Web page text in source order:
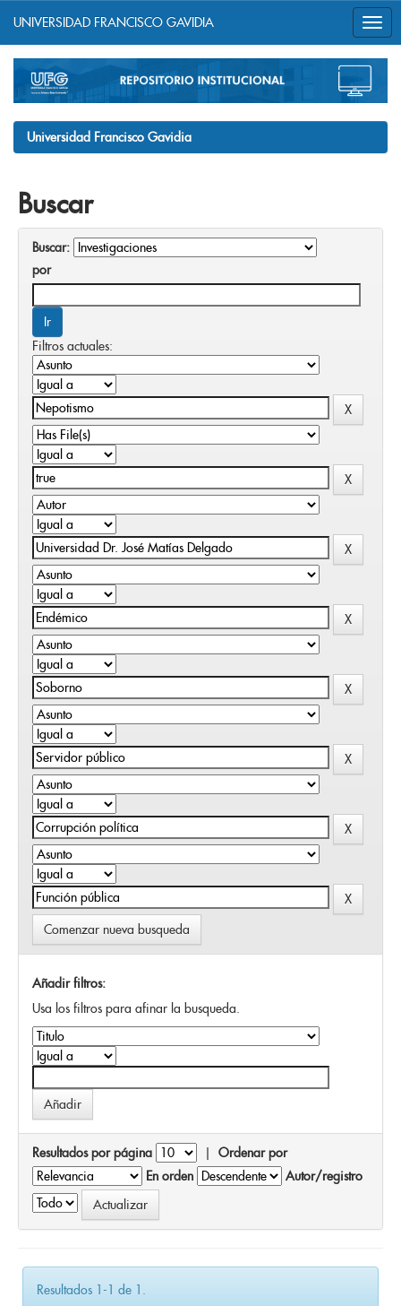
navigation
UNIVERSIDAD FRANCISCO GAVIDIA
Universidad Francisco Gavidia
Buscar
Buscar:
por
Filtros actuales:
Comenzar nueva busqueda
Añadir filtros:
Usa los filtros para afinar la busqueda.
Resultados por página | Ordenar por
En orden
Autor/registro
Resultados 1-1 de 1.